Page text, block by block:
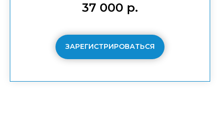
37 000 р.
ЗАРЕГИСТРИРОВАТЬСЯ